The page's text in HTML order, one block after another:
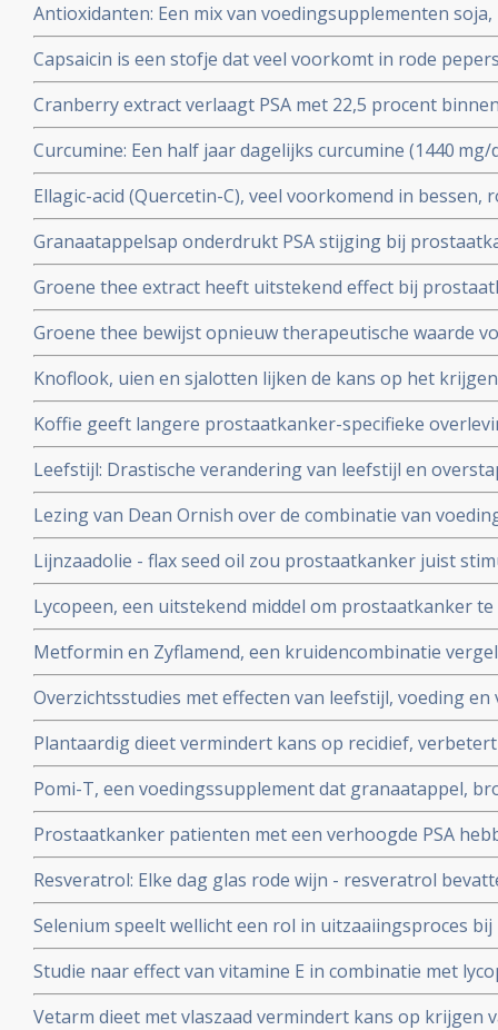
Antioxidanten: Een mix van voedingsupplementen
silymarin en antioxidanten - vermindert de PSA stijging
prostaatkankerpatiënten na operatieve ingreep of
behandeling
Capsaicin is een stofje dat veel voorkomt in rode
zelfdoding van prostaatkankercellen.
Cranberry extract verlaagt PSA met 22,5 procent
prostaatkankerpatienten die wachten op operatie
studie
Curcumine: Een half jaar dagelijks curcumine (1440
progressie in vergelijking met placebo veel beter (30
prostaatkankerpatiënten in hormoonvrije periode
Ellagic-acid (Quercetin-C), veel voorkomend in
significant minder bijwerkingen en significant betere
gegeven bij chemokuren voor recidief van
Granaatappelsap onderdrukt PSA stijging bij
maanden dus verlenging van PSA stabiliteit met circa
Groene thee extract heeft uitstekend effect bij
and-see programma
Groene thee bewijst opnieuw therapeutische waarde
procent verschil in ontwikkelen van prostaatkanker
groepgebruik
Knoflook, uien en sjalotten lijken de kans op het
te verminderen, aldus studie NCI.
Koffie geeft langere prostaatkanker-specifieke
subgroepen, waaronder die met het CYP1A2 AA-
Leefstijl: Drastische verandering van leefstijl en
geeft significant betere resultaten bij
reguliere aanpak weigerden
Lezing van Dean Ornish over de combinatie van
intimiteit die leidt tot een betere gezondheid en
zijn bij kanker copy 1
Lijnzaadolie - flax seed oil zou prostaatkanker juist
Marley. Visolie is veel beter dan lijnzaadolie, aldus
Lycopeen, een uitstekend middel om prostaatkanker
remmen. En lycopeen voorkomt hart- en vaatziektes.
van arts-bioloog drs. Engelbert Valstar
Metformin en Zyflamend, een kruidencombinatie
progressie van prostaatkanker waar hormoontherapie
mannen met vergevorderde prostaatkanker.
Overzichtsstudies met effecten van leefstijl, voeding
van of aanvullend bij prostaatkanker en reguliere
hormoontherapie
Plantaardig dieet vermindert kans op recidief,
kwaliteit van leven door betere sexualiteit en beter
prostaatkankerpatienten
Pomi-T, een voedingssupplement dat granaatappel,
bevat verlaagt PSA waarden hoog significant - 14,7 vs
vergelijking met placebo en vermindert significant
Prostaatkanker patienten met een verhoogde PSA
levensstijl en voedingspatroon blijkt uit
mannen die leefstijl veranderde had later behandeling
2010
Resveratrol: Elke dag glas rode wijn - resveratrol
ontwikkelen van prostaatkanker.
Selenium speelt wellicht een rol in uitzaaiingsproces
onderzoek aan Universiteit van Wageningen.
Studie naar effect van vitamine E in combinatie met
Erasmus Medisch Centrum al gestart in oktober 2004
Vetarm dieet met vlaszaad vermindert kans op krijgen